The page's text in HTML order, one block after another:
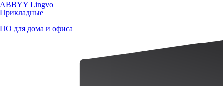
ABBYY Lingvo
Прикладные
ПО для дома и офиса